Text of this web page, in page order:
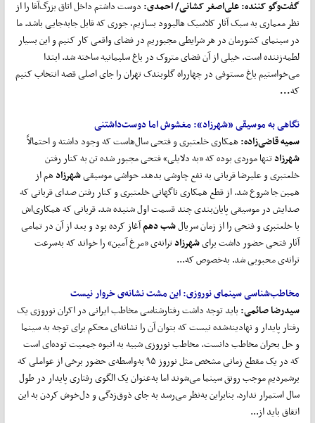
گفت‌و‌گو کننده:علیاصغر کشانی/ احمدی:دوست داشتم داخل اتاق بزرگ‌آقا را از
نظر معماری به سبک آثار کلاسیک هالیوود بسازیم، جوری که قابل جابه‌جایی باشد. ما
در سینمای کشورمان در هر شرایطی مجبوریم در فضای واقعی کار کنیم و این بسیار
لطمه‌زننده است. خیلی از آن فضای متروک در باغ سلیمانیه ساخته شد. ابتدا
می‌خواستیم باغ مستوفی در چهار‌راه گلوبندک تهران را جای اصلی قصه انتخاب کنیم
که...
نگاهی به موسیقی «شهرزاد»:مغشوش اما دوستداشتنی
سمیه قاضیزاده:همکاری خلعتبری و فتحی سال‌هاست که وجود داشته و احتمالاً
شهرزادتنها موردی بوده که «به دلایلی» فتحی مجبور شده تن به کنار رفتن
خلعتبری و علیرضا قربانی به نفع چاوشی بدهد. حواشی موسیقیشهرزادهم از
همین جا شروع شد. از قطع همکاری ناگهانی خلعتبری و کنار رفتن صدای قربانی که
صدایش در موسیقی پایان‌بندی چند قسمت اول شنیده شد. قربانی که همکاری‌اش
با خلعتبری و فتحی را از زمان سریالشب دهمآغاز کرده بود و بعد از آن در تمامی
آثار فتحی حضور داشت برایشهرزادترانه‌ی «مرغ آمین» را خواند که به‌سرعت
ترانه‌ی محبوبی شد. به‌خصوص که...
مخاطبشناسی سینمای نوروزی:این مشت نشانه‌ی خروار نیست
سیدرضا صائمی:باید توجه داشت رفتارشناسی مخاطب ایرانی در اکران نوروزی یک
رفتار پایدار و نهادینه‌شده نیست که بتوان آن را نشانه‌ای محکم برای توجه به سینما
و حل بحران مخاطب دانست. مخاطب نوروزی شبیه به انبوه جمعیت توده‌ای است
که در یک مقطع زمانی مشخص مثل نوروز ۹۵ به‌واسطه‌ی حضور برخی از عواملی که
برشمردیم موجب رونق سینما می‌شوند اما به‌عنوان یک الگوی رفتاری پایدار در طول
سال استمرار ندارد. بنابراین به‌نظر می‌رسد به جای ذوق‌زدگی و دل‌خوش کردن به این
اتقاق باید از...